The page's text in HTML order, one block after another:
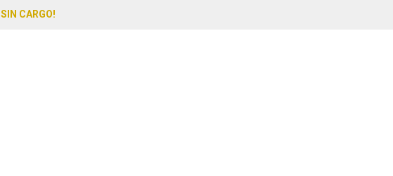
SIN CARGO!